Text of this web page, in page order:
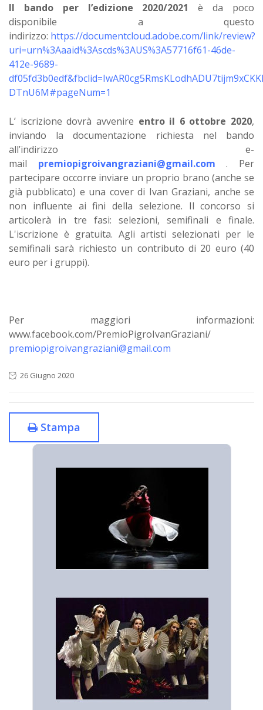
Il bando per l’edizione 2020/2021
è da poco
disponibile a questo
indirizzo: https://documentcloud.adobe.com/link/review?
uri=urn%3Aaaid%3Ascds%3AUS%3A57716f61-46de-
412e-9689-
DTnU6M#pageNum=1
L’ iscrizione dovrà avvenire entro il 6 ottobre 2020,
inviando la documentazione richiesta nel bando
all’indirizzo e-
mail premiopigroivangraziani@gmail.com . Per
partecipare occorre inviare un proprio brano (anche se
già pubblicato) e una cover di Ivan Graziani, anche se
non influente ai fini della selezione. Il concorso si
articolerà in tre fasi: selezioni, semifinali e finale.
L'iscrizione è gratuita. Agli artisti selezionati per le
semifinali sarà richiesto un contributo di 20 euro (40
euro per i gruppi).
Per maggiori informazioni:
www.facebook.com/PremioPigroIvanGraziani/
premiopigroivangraziani@gmail.com
26 Giugno 2020
Stampa